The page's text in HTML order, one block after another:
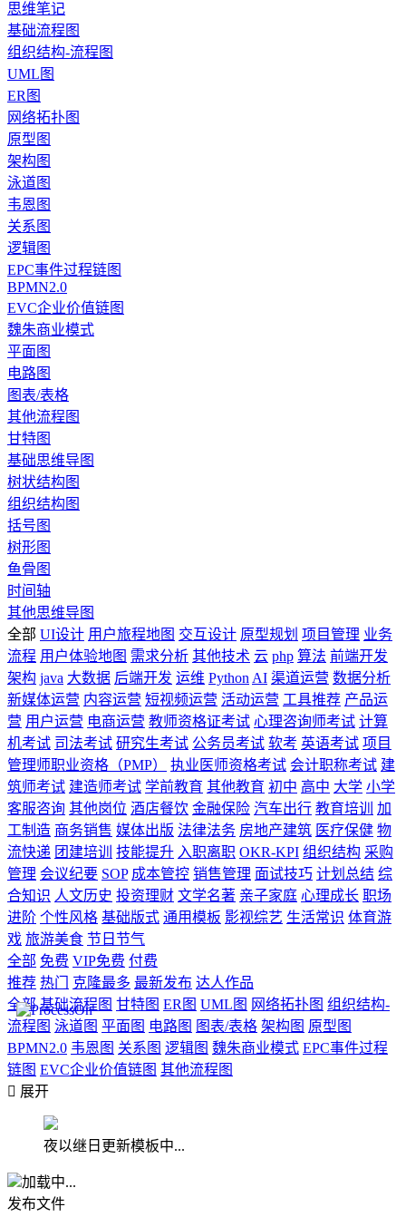
思维笔记
基础流程图
组织结构-流程图
UML图
ER图
网络拓扑图
原型图
架构图
泳道图
韦恩图
关系图
逻辑图
EPC事件过程链图
BPMN2.0
EVC企业价值链图
魏朱商业模式
平面图
电路图
图表/表格
其他流程图
甘特图
基础思维导图
树状结构图
组织结构图
括号图
树形图
鱼骨图
时间轴
其他思维导图
全部 UI设计 用户旅程地图 交互设计 原型规划 项目管理 业务
流程 用户体验地图 需求分析 其他技术 云 php 算法 前端开发
架构 java 大数据 后端开发 运维 Python AI 渠道运营 数据分析
新媒体运营 内容运营 短视频运营 活动运营 工具推荐 产品运
营 用户运营 电商运营 教师资格证考试 心理咨询师考试 计算
机考试 司法考试 研究生考试 公务员考试 软考 英语考试 项目
管理师职业资格（PMP）
执业医师资格考试 会计职称考试 建
筑师考试 建造师考试 学前教育 其他教育 初中 高中 大学 小学
客服咨询 其他岗位 酒店餐饮 金融保险 汽车出行 教育培训
加
工制造 商务销售 媒体出版 法律法务 房地产建筑 医疗保健 物
流快递 团建培训 技能提升 入职离职 OKR-KPI 组织结构 采购
管理 会议纪要 SOP 成本管控 销售管理 面试技巧 计划总结 综
合知识 人文历史 投资理财 文学名著 亲子家庭 心理成长 职场
进阶 个性风格 基础版式 通用模板 影视综艺 生活常识 体育游
戏 旅游美食 节日节气
全部 免费 VIP免费 付费
推荐 热门 克隆最多 最新发布 达人作品
全部 基础流程图 甘特图 ER图 UML图 网络拓扑图 组织结构-
流程图 泳道图 平面图 电路图 图表/表格 架构图 原型图
BPMN2.0 韦恩图 关系图 逻辑图 魏朱商业模式 EPC事件过程
链图 EVC企业价值链图 其他流程图
 展开
夜以继日更新模板中...
加载中...
发布文件